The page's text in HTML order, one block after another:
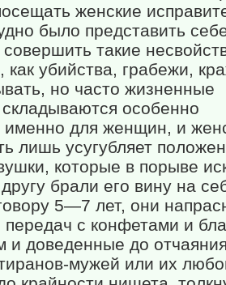
женские
было представить
такие
как убийства, грабежи,
но часто жизненные
складываются особенно
именно для женщин, и
лишь усугубляет
которые в порыве
брали его вину на
5—7 лет, они
передач с конфетами и
и доведенные до
мужей или их